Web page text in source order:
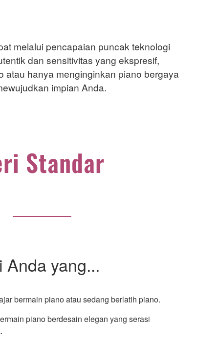
melalui pencapaian puncak teknologi
dan sensitivitas yang ekspresif,
atau hanya menginginkan piano bergaya
impian Anda.
Standar
Anda yang...
bermain piano atau sedang berlatih piano.
piano berdesain elegan yang serasi